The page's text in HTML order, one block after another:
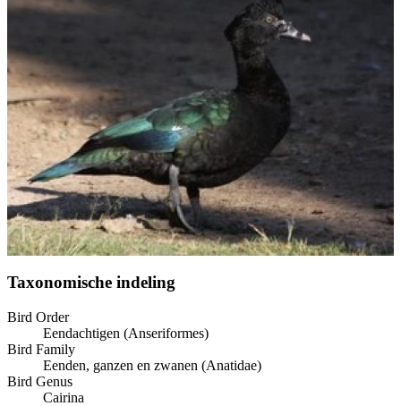
Taxonomische indeling
Bird Order
Eendachtigen (Anseriformes)
Bird Family
Eenden, ganzen en zwanen (Anatidae)
Bird Genus
Cairina